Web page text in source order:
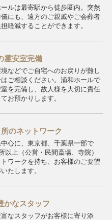
ルは最寄駅から徒歩圏内。突然
にも、遠方のご親戚やご会葬者
軽減することができます。
霊安室完備
などでご自宅へのお戻りが難し
ご相談ください。浦和ホールで
を完備し、故人様を大切に責任
お預かりします。
のネットワーク
心に、東京都、千葉県一部で
以上（公営・民間斎場、寺院）
ワークを持ち、お客様のご要望
たします。
かなスタッフ
なスタッフがお客様に寄り添